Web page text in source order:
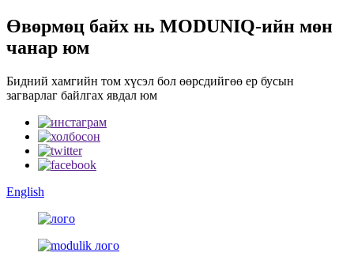
Өвөрмөц байх нь MODUNIQ-ийн мөн
чанар юм
Бидний хамгийн том хүсэл бол өөрсдийгөө ер бусын
загварлаг байлгах явдал юм
English